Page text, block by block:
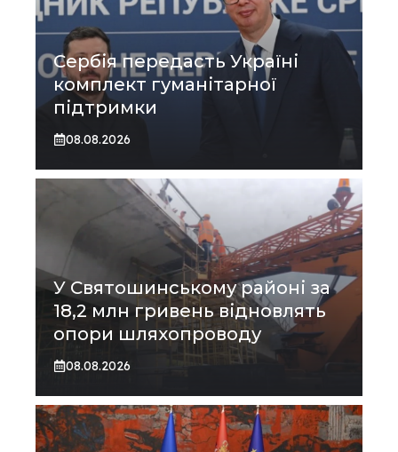
Сербія передасть Україні
комплект гуманітарної
підтримки
08.08.2026
У Святошинському районі за
18,2 млн гривень відновлять
опори шляхопроводу
08.08.2026